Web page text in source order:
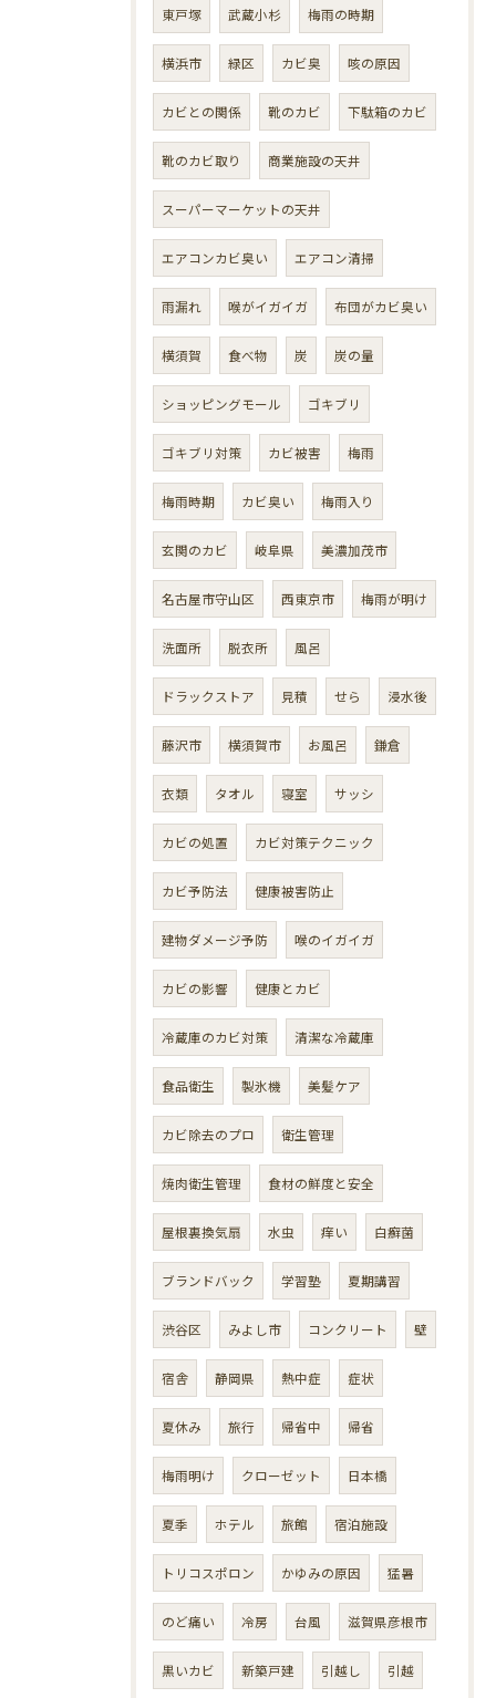
東戸塚 武蔵小杉 梅雨の時期
横浜市 緑区 カビ臭 咳の原因
カビとの関係 靴のカビ 下駄箱のカビ
靴のカビ取り 商業施設の天井
スーパーマーケットの天井
エアコンカビ臭い エアコン清掃
雨漏れ 喉がイガイガ 布団がカビ臭い
横須賀 食べ物 炭 炭の量
ショッピングモール ゴキブリ
ゴキブリ対策 カビ被害 梅雨
梅雨時期 カビ臭い 梅雨入り
玄関のカビ 岐阜県 美濃加茂市
名古屋市守山区 西東京市 梅雨が明け
洗面所 脱衣所 風呂
ドラックストア 見積 せら 浸水後
藤沢市 横須賀市 お風呂 鎌倉
衣類 タオル 寝室 サッシ
カビの処置 カビ対策テクニック
カビ予防法 健康被害防止
建物ダメージ予防 喉のイガイガ
カビの影響 健康とカビ
冷蔵庫のカビ対策 清潔な冷蔵庫
食品衛生 製氷機 美髪ケア
カビ除去のプロ 衛生管理
焼肉衛生管理 食材の鮮度と安全
屋根裏換気扇 水虫 痒い 白癬菌
ブランドバック 学習塾 夏期講習
渋谷区 みよし市 コンクリート 壁
宿舎 静岡県 熱中症 症状
夏休み 旅行 帰省中 帰省
梅雨明け クローゼット 日本橋
夏季 ホテル 旅館 宿泊施設
トリコスポロン かゆみの原因 猛暑
のど痛い 冷房 台風 滋賀県彦根市
黒いカビ 新築戸建 引越し 引越